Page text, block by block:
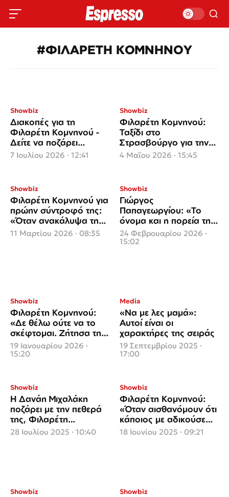
#ΦΙΛΑΡΕΤΗ ΚΟΜΝΗΝΟΥ
Showbiz
Διακοπές για τη
Φιλαρέτη Κομνηνού -
Δείτε να ποζάρει
ξαπλωμένη σε αιώρα
7 Ιουλίου 2026 · 12:41
Showbiz
Φιλαρέτη Κομνηνού:
Ταξίδι στο
Στρασβούργο για την
ηθοποιό
4 Μαΐου 2026 · 15:45
Showbiz
Φιλαρέτη Κομνηνού για
πρώην σύντροφό της:
«Όταν ανακάλυψα την
απιστία του, δεν υπήρχε
επιστροφή»
11 Μαρτίου 2026 · 08:35
Showbiz
Γιώργος
Παπαγεωργίου: «Το
όνομα και η πορεία της
μητέρας μου, δεν είναι
βάρος για μένα, είναι η
24 Φεβρουαρίου 2026 ·
15:02
Showbiz
Φιλαρέτη Κομνηνού:
«Δε θέλω ούτε να το
σκέφτομαι. Ζήτησα τη
βοήθεια της
αστυνομίας»
19 Ιανουαρίου 2026 ·
15:20
Media
«Nα με λες μαμά»:
Αυτοί είναι οι
χαρακτήρες της σειράς
19 Σεπτεμβρίου 2025 ·
17:00
Showbiz
Η Δανάη Μιχαλάκη
ποζάρει με την πεθερά
της, Φιλαρέτη
Κομνηνού στην Αμοργό
28 Ιουλίου 2025 · 10:40
Showbiz
Φιλαρέτη Κομνηνού:
«Όταν αισθανόμουν ότι
κάποιος με αδικούσε
δεν το άφηνα να
18 Ιουνίου 2025 · 09:21
Showbiz Showbiz